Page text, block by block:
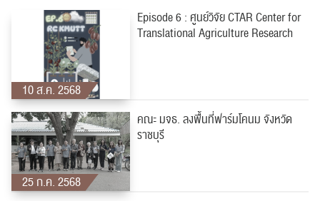
10 ส.ค. 2568
Episode 6 : ศูนย์วิจัย CTAR Center for
Translational Agriculture Research
25 ก.ค. 2568
คณะ มจธ. ลงพื้นที่ฟาร์มโคนม จังหวัด
ราชบุรี